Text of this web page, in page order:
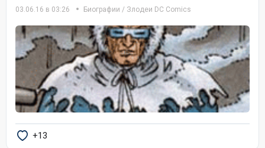
03.06.16 в 03:26 Биографии / Злодеи DC Comics
+13